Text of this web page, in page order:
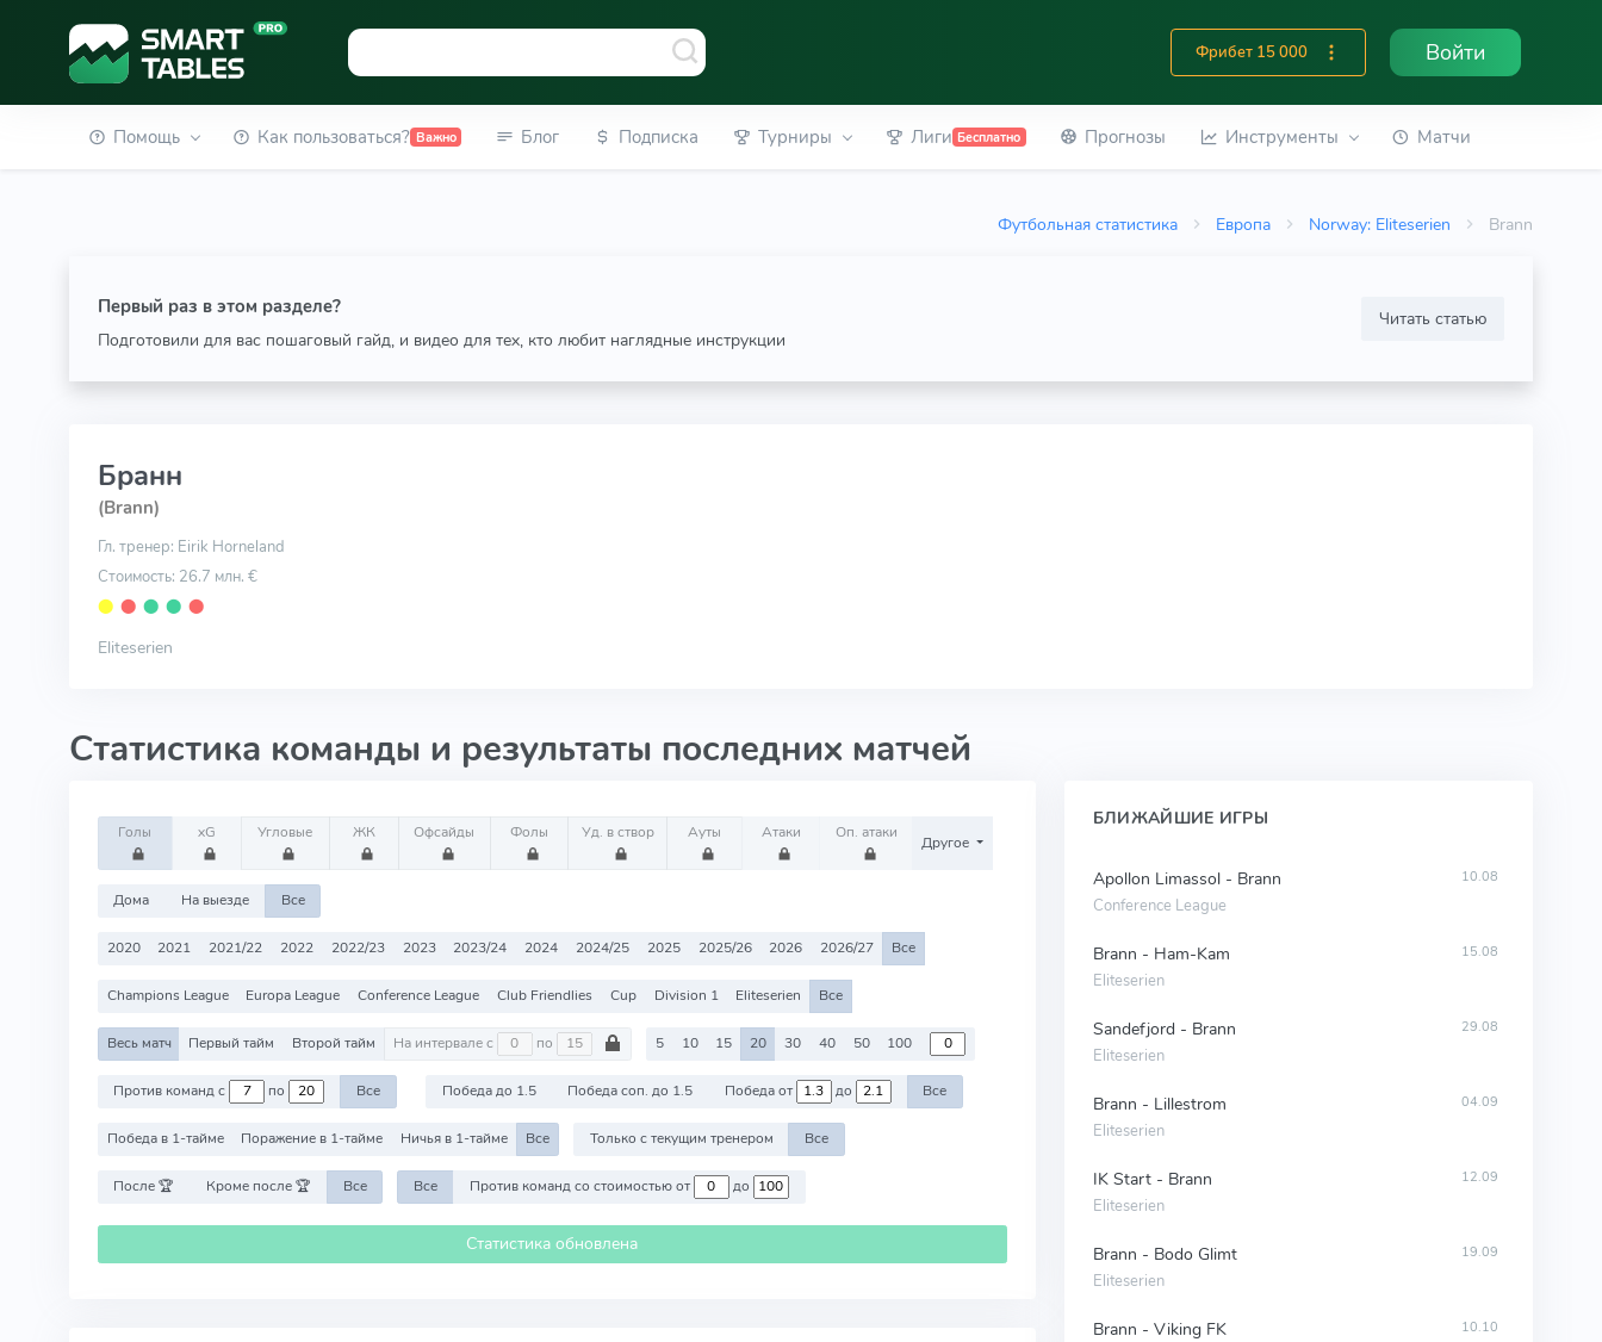
Фрибет 15 000 Войти
Помощь Как пользоваться? Важно Блог Подписка Турниры Лиги Бесплатно Прогнозы Инструменты Матчи
Футбольная статистика Европа Norway: Eliteserien Brann
Первый раз в этом разделе?
Подготовили для вас пошаговый гайд, и видео для тех, кто любит наглядные инструкции
Читать статью
Бранн
(Brann)
Гл. тренер: Eirik Horneland
Стоимость: 26.7 млн. €
⬤ ⬤ ⬤ ⬤ ⬤
Eliteserien
Статистика команды и результаты последних матчей
Голы xG Угловые ЖК Офсайды Фолы Уд. в створ Ауты Атаки Оп. атаки
Другое
Дома На выезде Все
2020 2021 2021/22 2022 2022/23 2023 2023/24 2024 2024/25 2025 2025/26 2026 2026/27 Все
Champions League Europa League Conference League Club Friendlies Cup Division 1 Eliteserien Все
Весь матч Первый тайм Второй тайм На интервале с по 5 10 15 20 30 40 50 100
Против команд с по Все Победа до 1.5 Победа соп. до 1.5 Победа от до Все
Победа в 1-тайме Поражение в 1-тайме Ничья в 1-тайме Все Только с текущим тренером Все
После 🏆 Кроме после 🏆 Все Все Против команд со стоимостью от до
Статистика обновлена
БЛИЖАЙШИЕ ИГРЫ
Apollon Limassol - Brann
Conference League
10.08
Brann - Ham-Kam
Eliteserien
15.08
Sandefjord - Brann
Eliteserien
29.08
Brann - Lillestrom
Eliteserien
04.09
IK Start - Brann
Eliteserien
12.09
Brann - Bodo Glimt
Eliteserien
19.09
Brann - Viking FK 10.10